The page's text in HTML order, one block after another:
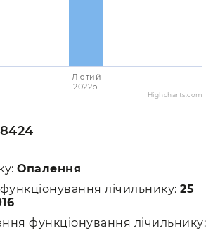
Лютий
2022p.
Highcharts.com
Опалення
лічильнику: 25
функціонування лічильнику: